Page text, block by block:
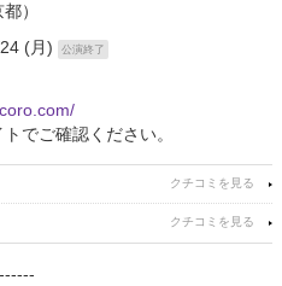
）
(月)
公演終了
でご確認ください。